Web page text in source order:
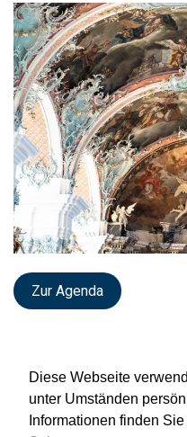
Diese Webseite
unter Umständen
Informationen finden
Zur Agenda